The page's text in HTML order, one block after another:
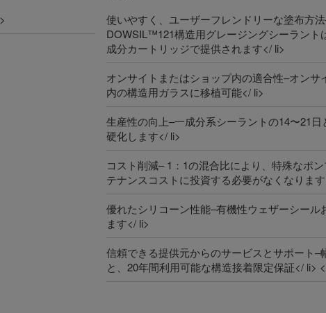
使いやすく、ユーザーフレンドリーな塗布方
DOWSIL™121構造用グレージングシーラント
成分カートリッジで提供されます</ li>
オンサイトまたはショップ内の適合性–オン
内の構造用ガラスに移植可能</ li>
生産性の向上–一成分系シーラントの14〜21
硬化します</ li>
コスト削減– 1：1の混合比により、特殊なポ
テナンスコストに投資する必要がなくなりま
優れたシリコーン性能–有機性ウェザーシー
ます</ li>
信頼できる提供元からのサービスとサポート–
と、20年間利用可能な構造接着限定保証</ li>